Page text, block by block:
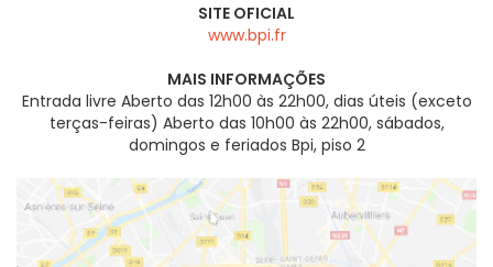
SITE OFICIAL
www.bpi.fr
MAIS INFORMAÇÕES
Entrada livre Aberto das 12h00 às 22h00, dias úteis (exceto
terças-feiras) Aberto das 10h00 às 22h00, sábados,
domingos e feriados Bpi, piso 2